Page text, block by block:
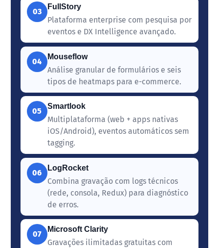
03
FullStory
Plataforma enterprise com pesquisa por
eventos e DX Intelligence avançado.
04
Mouseflow
Análise granular de formulários e seis
tipos de heatmaps para e-commerce.
05
Smartlook
Multiplataforma (web + apps nativas
iOS/Android), eventos automáticos sem
tagging.
06
LogRocket
Combina gravação com logs técnicos
(rede, consola, Redux) para diagnóstico
de erros.
07
Microsoft Clarity
Gravações ilimitadas gratuitas com